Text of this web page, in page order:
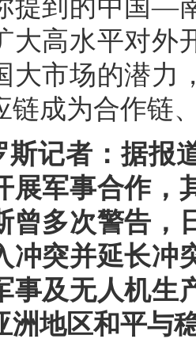
提到的中国—
大高水平对外
大市场的潜力
链成为合作链
斯记者：据报
展军事合作，
曾多次警告，
冲突并延长冲
事及无人机生
洲地区和平与